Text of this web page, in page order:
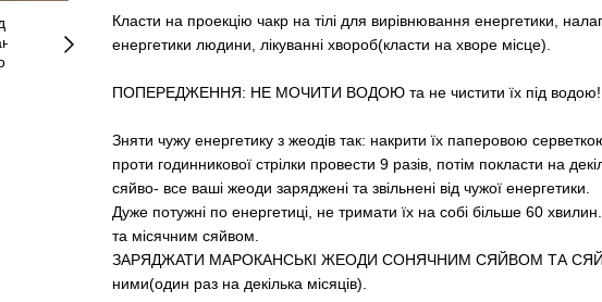
Класти на проекцію чакр на тілі для вирівнювання енергетики,
енергетики людини, лікуванні хвороб(класти на хворе місце).
ПОПЕРЕДЖЕННЯ: НЕ МОЧИТИ ВОДОЮ та не чистити їх під водою!
Зняти чужу енергетику з жеодів так: накрити їх паперовою
проти годинникової стрілки провести 9 разів, потім покласти на
сяйво- все ваші жеоди заряджені та звільнені від чужої енергетики.
Дуже потужні по енергетиці, не тримати їх на собі більше 60
та місячним сяйвом.
ЗАРЯДЖАТИ МАРОКАНСЬКІ ЖЕОДИ СОНЯЧНИМ СЯЙВОМ ТА
ними(один раз на декілька місяців).